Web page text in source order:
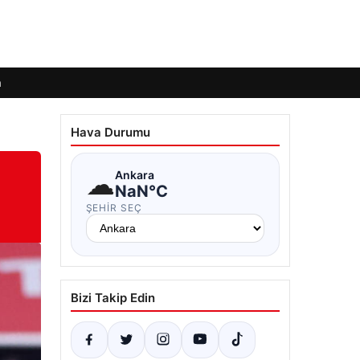
Hava Durumu
☁Ankara
NaN°C
ŞEHIR SEÇ
Bizi Takip Edin